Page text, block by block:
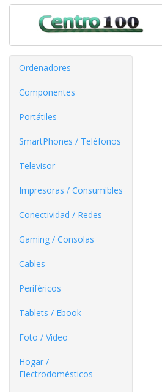
Ordenadores
Componentes
Portátiles
SmartPhones / Teléfonos
Televisor
Impresoras / Consumibles
Conectividad / Redes
Gaming / Consolas
Cables
Periféricos
Tablets / Ebook
Foto / Video
Hogar /
Electrodomésticos